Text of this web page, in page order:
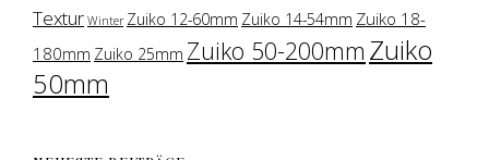
Textur Winter Zuiko 12-60mm Zuiko 14-54mm Zuiko 18-
180mm Zuiko 25mm Zuiko 50-200mm Zuiko
50mm